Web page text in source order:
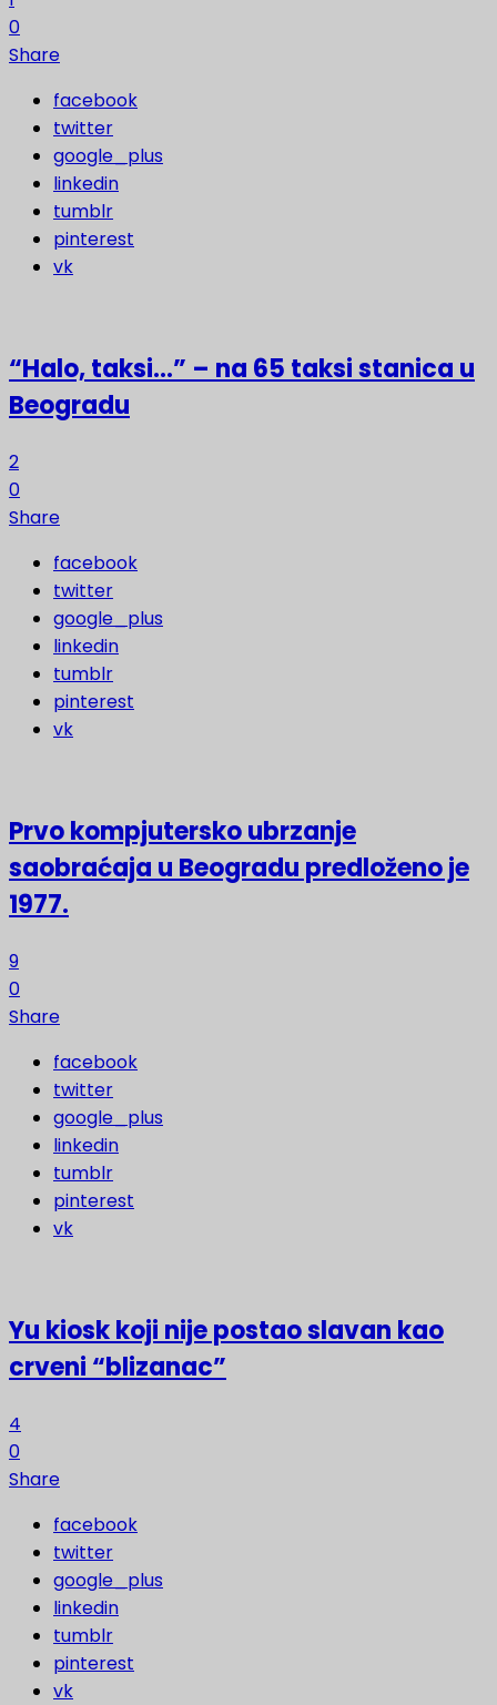
0
Share
facebook
twitter
google_plus
linkedin
tumblr
pinterest
vk
“Halo, taksi…” – na 65 taksi stanica u
Beogradu
2
0
Share
facebook
twitter
google_plus
linkedin
tumblr
pinterest
vk
Prvo kompjutersko ubrzanje
saobraćaja u Beogradu predloženo je
1977.
9
0
Share
facebook
twitter
google_plus
linkedin
tumblr
pinterest
vk
Yu kiosk koji nije postao slavan kao
crveni “blizanac”
4
0
Share
facebook
twitter
google_plus
linkedin
tumblr
pinterest
vk